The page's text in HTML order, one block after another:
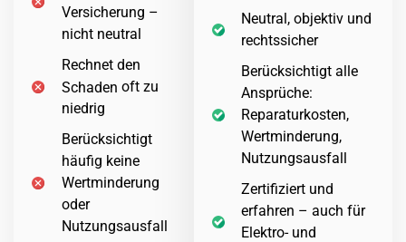
Versicherung –
nicht neutral
Rechnet den
Schaden oft zu
niedrig
Berücksichtigt
häufig keine
Wertminderung
oder
Nutzungsausfall
Neutral, objektiv und
rechtssicher
Berücksichtigt alle
Ansprüche:
Reparaturkosten,
Wertminderung,
Nutzungsausfall
Zertifiziert und
erfahren – auch für
Elektro- und